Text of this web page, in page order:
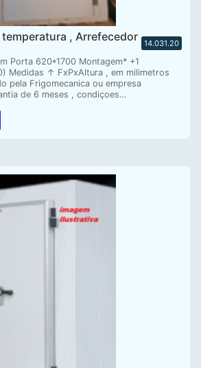
, Arrefecedor
14.031.20
Porta 620*1700 Montagem* +1
Medidas ↑ FxPxAltura , em milimetros
pela Frigomecanica ou empresa
de 6 meses , condiçoes…